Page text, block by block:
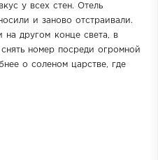
у всех стен. Отель
и заново отстраивали.
на другом конце света, в
номер посреди огромной
о соленом царстве, где